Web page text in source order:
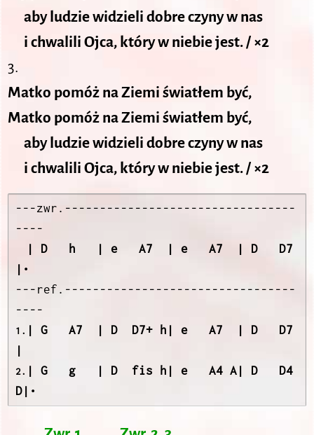
aby ludzie widzieli dobre czyny w nas
i chwalili Ojca, który w niebie jest. / ×2
3.
Matko pomóż na Ziemi światłem być,
Matko pomóż na Ziemi światłem być,
aby ludzie widzieli dobre czyny w nas
i chwalili Ojca, który w niebie jest. / ×2
---zwr.---------------------------------
----
| D   h   | e   A7  | e   A7  | D   D7
|•
---ref.---------------------------------
----
1. | G   A7  | D  D7+ h| e   A7  | D   D7
2. | G   g   | D  fis h| e   A4 A| D   D4
D|•